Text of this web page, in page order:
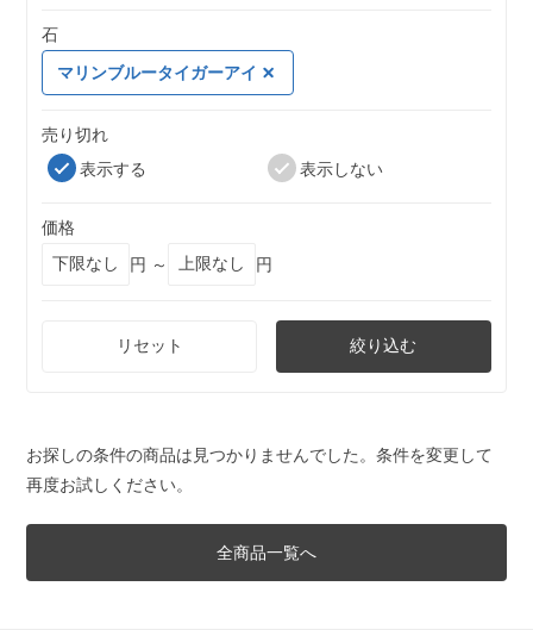
石
マリンブルータイガーアイ
売り切れ
表示する
表示しない
価格
円 ～
円
リセット 絞り込む
お探しの条件の商品は見つかりませんでした。条件を変更して
再度お試しください。
全商品一覧へ